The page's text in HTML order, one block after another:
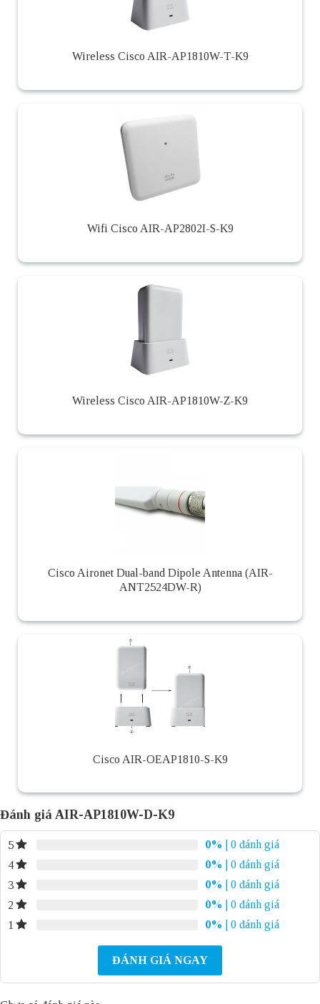
Wireless Cisco AIR-AP1810W-T-K9
Wifi Cisco AIR-AP2802I-S-K9
Wireless Cisco AIR-AP1810W-Z-K9
Cisco Aironet Dual-band Dipole Antenna (AIR-
ANT2524DW-R)
Cisco AIR-OEAP1810-S-K9
Đánh giá AIR-AP1810W-D-K9
5 0%
| 0 đánh giá
4
0%
| 0 đánh giá
3
0%
| 0 đánh giá
2
0%
| 0 đánh giá
1
0% | 0 đánh giá
ĐÁNH GIÁ NGAY